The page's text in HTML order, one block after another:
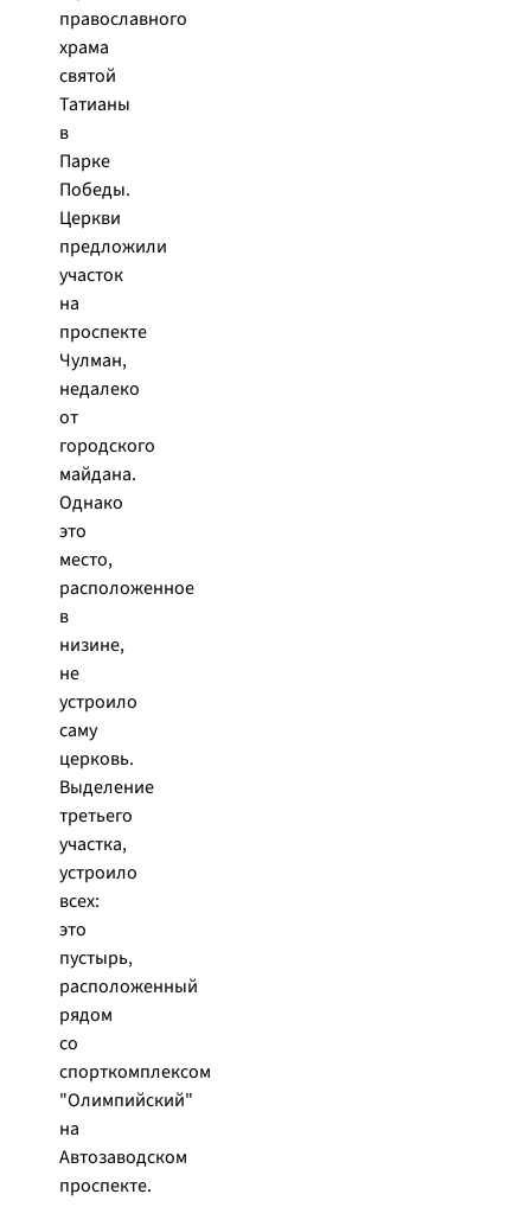
православного
храма
святой
Татианы
в
Парке
Победы.
Церкви
предложили
участок
на
проспекте
Чулман,
недалеко
от
городского
майдана.
Однако
это
место,
расположенное
в
низине,
не
устроило
саму
церковь.
Выделение
третьего
участка,
устроило
всех:
это
пустырь,
расположенный
рядом
со
спорткомплексом
"Олимпийский"
на
Автозаводском
проспекте.